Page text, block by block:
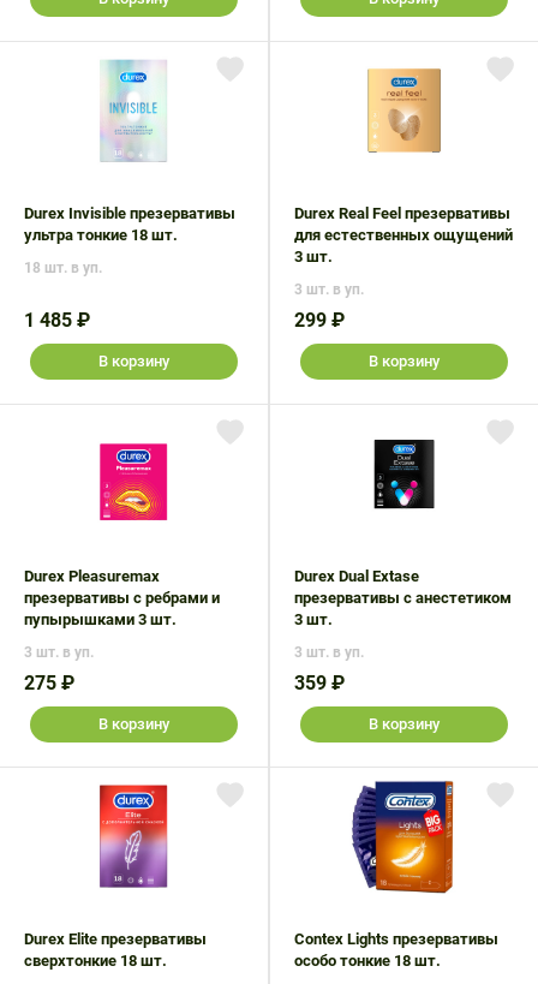
Durex Invisible презервативы
ультра тонкие 18 шт.
18 шт. в уп.
1 485 ₽
В корзину
Durex Real Feel презервативы
для естественных ощущений
3 шт.
3 шт. в уп.
299 ₽
В корзину
Durex Pleasuremax
презервативы с ребрами и
пупырышками 3 шт.
3 шт. в уп.
275 ₽
В корзину
Durex Dual Extase
презервативы с анестетиком
3 шт.
3 шт. в уп.
359 ₽
В корзину
Durex Elite презервативы
сверхтонкие 18 шт.
Contex Lights презервативы
особо тонкие 18 шт.